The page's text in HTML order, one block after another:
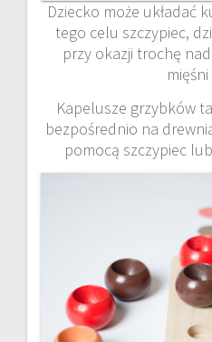
Dziecko może układać
tego celu szczypiec,
przy okazji trochę
Kapelusze grzybków
bezpośrednio na
pomocą szczypiec